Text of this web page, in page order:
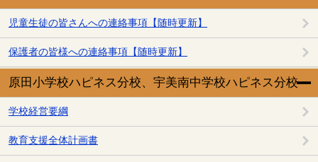
児童生徒の皆さんへの連絡事項【随時更新】
保護者の皆様への連絡事項【随時更新】
原田小学校ハピネス分校、宇美南中学校ハピネス分校
学校経営要綱
教育支援全体計画書